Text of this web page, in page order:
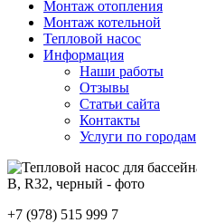
Монтаж отопления
Монтаж котельной
Тепловой насос
Информация
Наши работы
Отзывы
Статьи сайта
Контакты
Услуги по городам
+7 (978) 515 999 7